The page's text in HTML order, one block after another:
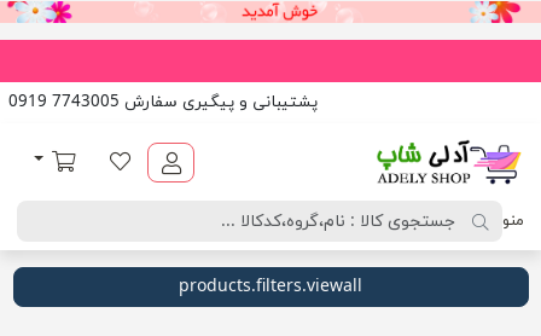
پشتیبانی و پیگیری سفارش 7743005 0919
لیست مورد علاقه
سبد خرید
منو
products.filters.viewall